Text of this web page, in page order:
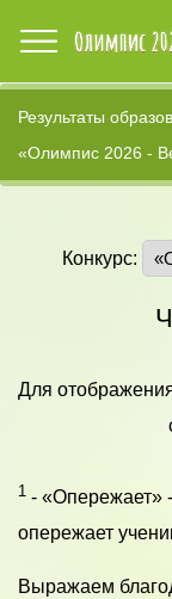
Результаты
«Олимпис 2026 -
Конкурс:
Для
1 - «Опережает»
опережает
Выражаем